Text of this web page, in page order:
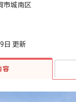
市城南区
日 更新
容